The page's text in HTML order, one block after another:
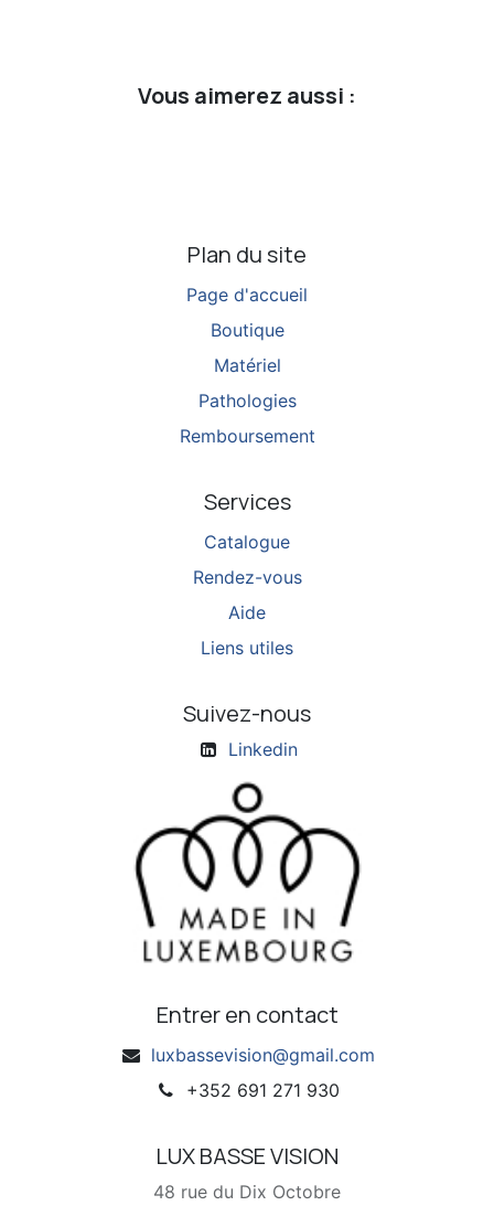
Vous aimerez aussi :
Plan du site
Page d'accueil
Boutique
Matériel
Pathologies
Remboursement
Services
Catalogue
Rendez-vous
Aide
Liens utiles
Suivez-nous
Linkedin
Entrer en contact
luxbassevision@gmail.com
+352 691 271 930
LUX BASSE VISION
48 rue du Dix Octobre